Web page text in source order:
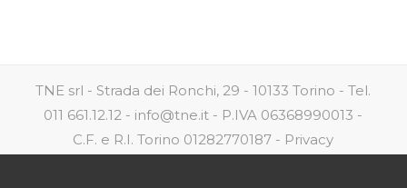
TNE srl - Strada dei Ronchi, 29 - 10133 Torino - Tel.
011 661.12.12 - info@tne.it - P.IVA 06368990013 -
C.F. e R.I. Torino 01282770187 - Privacy